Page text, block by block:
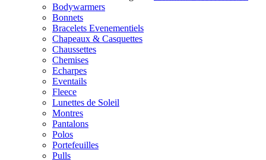
Bodywarmers
Bonnets
Bracelets Evenementiels
Chapeaux & Casquettes
Chaussettes
Chemises
Echarpes
Eventails
Fleece
Lunettes de Soleil
Montres
Pantalons
Polos
Portefeuilles
Pulls